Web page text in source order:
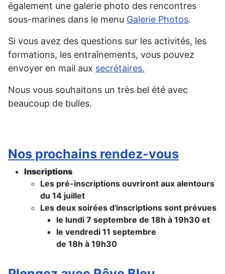
également une galerie photo des rencontres
sous-marines dans le menu Galerie Photos.
Si vous avez des questions sur les activités, les
formations, les entraînements, vous pouvez
envoyer en mail aux secrétaires.
Nous vous souhaitons un très bel été avec
beaucoup de bulles.
Nos prochains rendez-vous
Inscriptions
Les pré-inscriptions ouvriront aux alentours
du 14 juillet
Les deux soirées d'inscriptions sont prévues
le lundi 7 septembre de 18h à 19h30 et
le vendredi 11 septembre
de 18h à 19h30